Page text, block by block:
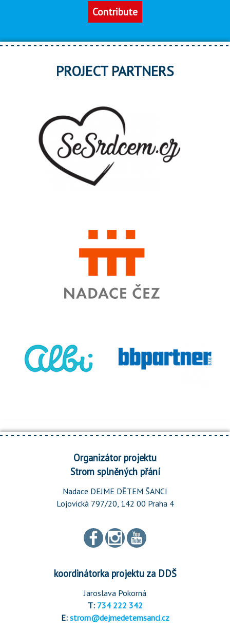
Contribute
PROJECT PARTNERS
Organizátor projektu
Strom splněných přání
Nadace DEJME DĚTEM ŠANCI
Lojovická 797/20, 142 00 Praha 4
koordinátorka projektu za DDŠ
Jaroslava Pokorná
T: 734 222 342
E: strom@dejmedetemsanci.cz